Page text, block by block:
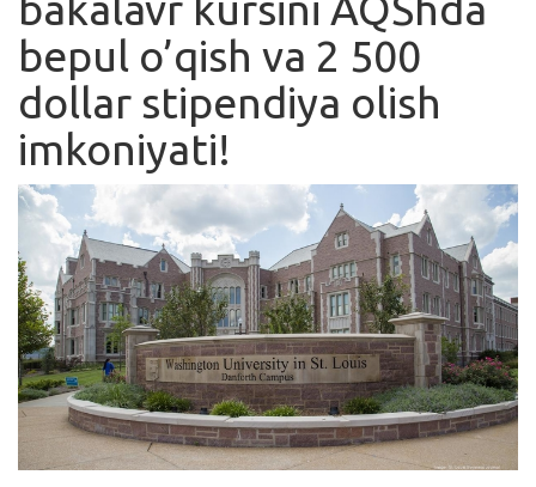
Blog
Yana
Qidirish
Kirish
bepul o’qish va 2 500
dollar stipendiya olish
imkoniyati!